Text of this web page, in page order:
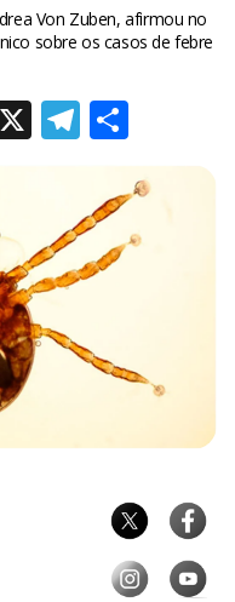
Von Zuben, afirmou no
sobre os casos de febre
Twitter
X